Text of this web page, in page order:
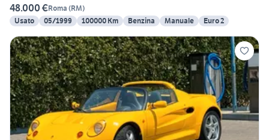
48.000 €Roma (RM)
Usato
05/1999 100000 Km Benzina Manuale Euro 2